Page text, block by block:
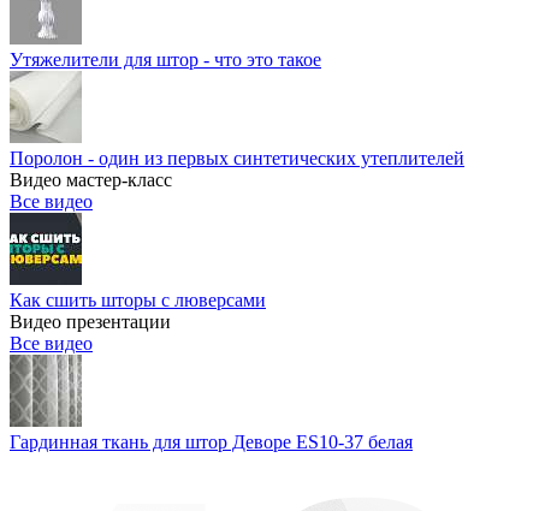
Утяжелители для штор - что это такое
Поролон - один из первых синтетических утеплителей
Видео мастер-класс
Все видео
Как сшить шторы с люверсами
Видео презентации
Все видео
Гардинная ткань для штор Деворе ES10-37 белая